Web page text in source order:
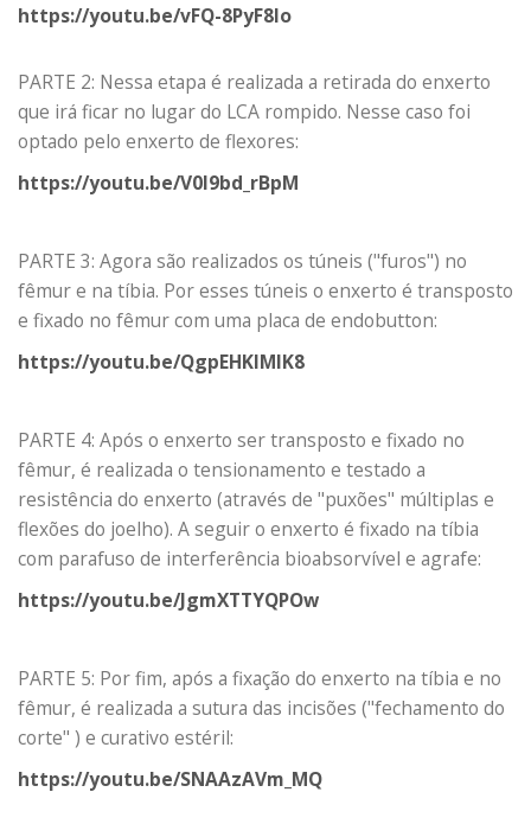
https://youtu.be/vFQ-8PyF8Io
PARTE 2: Nessa etapa é realizada a retirada do enxerto
que irá ficar no lugar do LCA rompido. Nesse caso foi
optado pelo enxerto de flexores:
https://youtu.be/V0I9bd_rBpM
PARTE 3: Agora são realizados os túneis ("furos") no
fêmur e na tíbia. Por esses túneis o enxerto é transposto
e fixado no fêmur com uma placa de endobutton:
https://youtu.be/QgpEHKIMIK8
PARTE 4: Após o enxerto ser transposto e fixado no
fêmur, é realizada o tensionamento e testado a
resistência do enxerto (através de "puxões" múltiplas e
flexões do joelho). A seguir o enxerto é fixado na tíbia
com parafuso de interferência bioabsorvível e agrafe:
https://youtu.be/JgmXTTYQPOw
PARTE 5: Por fim, após a fixação do enxerto na tíbia e no
fêmur, é realizada a sutura das incisões ("fechamento do
corte" ) e curativo estéril:
https://youtu.be/SNAAzAVm_MQ